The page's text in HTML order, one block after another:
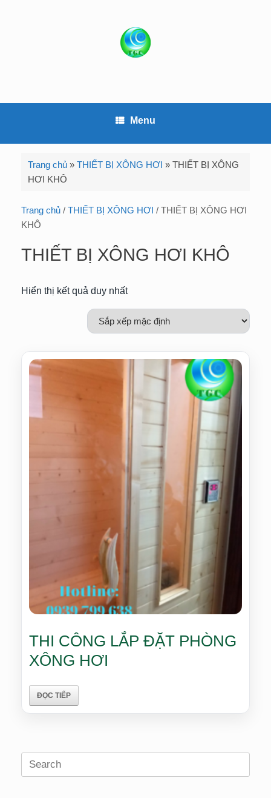
Menu
Trang chủ »THIẾT BỊ XÔNG HƠI »THIẾT BỊ XÔNG
HƠI KHÔ
Trang chủ / THIẾT BỊ XÔNG HƠI / THIẾT BỊ XÔNG HƠI
KHÔ
THIẾT BỊ XÔNG HƠI KHÔ
Hiển thị kết quả duy nhất
THI CÔNG LẮP ĐẶT PHÒNG
XÔNG HƠI
ĐỌC TIẾP
Search